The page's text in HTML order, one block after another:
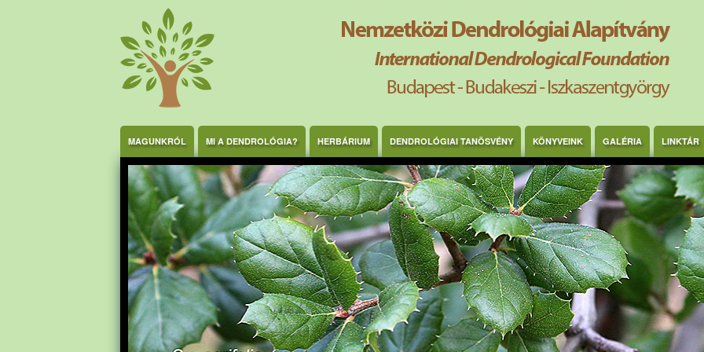
MAGUNKRÓL MI A DENDROLÓGIA? HERBÁRIUM DENDROLÓGIAI TANÖSVÉNY KÖNYVEINK GALÉRIA LINKTÁR